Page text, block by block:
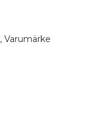
, Varumärke